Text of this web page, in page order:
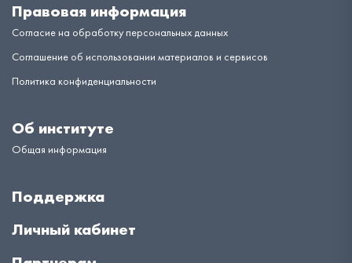
Правовая информация
Согласие на обработку персональных данных
Соглашение об использовании материалов и сервисов
Политика конфиденциальности
Об институте
Общая информация
Поддержка
Личный кабинет